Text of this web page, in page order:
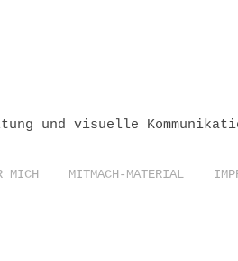
und visuelle
MICH MITMACH-MATERIAL